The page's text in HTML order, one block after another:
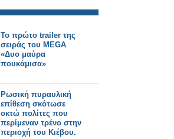
Το πρώτο trailer της
σειράς του MEGA
«Δυο μαύρα
πουκάμισα»
Ρωσική πυραυλική
επίθεση σκότωσε
οκτώ πολίτες που
περίμεναν τρένο στην
περιοχή του Κιέβου.